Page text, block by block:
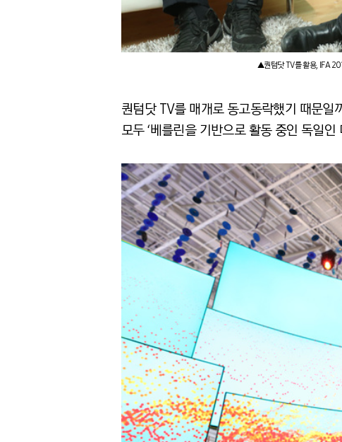
▲퀀텀닷 TV를 활용, IFA
퀀텀닷 TV를 매개로 동고동락했기 때문
모두 ‘베를린을 기반으로 활동 중인 독일인